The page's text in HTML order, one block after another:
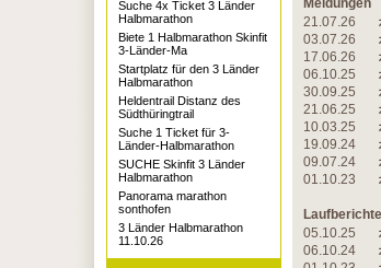
Meldungen
21.07.26
03.07.26
17.06.26
06.10.25
30.09.25
21.06.25
10.03.25
19.09.24
09.07.24
01.10.23
Laufberichte
05.10.25
06.10.24
Suche 4x Ticket 3 Länder
Halbmarathon
Biete 1 Halbmarathon Skinfit
3-Länder-Ma
Startplatz für den 3 Länder
Halbmarathon
Heldentrail Distanz des
Südthüringtrail
Suche 1 Ticket für 3-
Länder-Halbmarathon
SUCHE Skinfit 3 Länder
Halbmarathon
Panorama marathon
sonthofen
3 Länder Halbmarathon
11.10.26